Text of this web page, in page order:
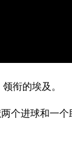
衔的埃及。
两个进球和一